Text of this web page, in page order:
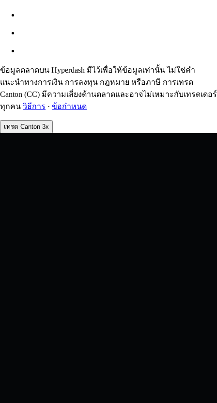
ข้อมูลตลาดบน Hyperdash มีไว้เพื่อให้ข้อมูลเท่านั้น ไม่ใช่คำ
แนะนำทางการเงิน การลงทุน กฎหมาย หรือภาษี การเทรด
Canton (CC) มีความเสี่ยงด้านตลาดและอาจไม่เหมาะกับเทรดเดอร์
ทุกคน วิธีการ · ข้อกำหนด
เทรด Canton 3x